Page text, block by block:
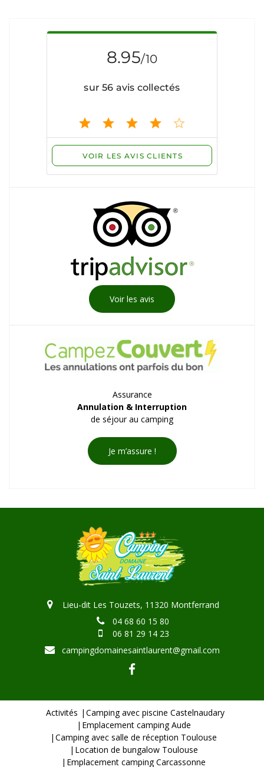
Voir les avis
Assurance
Annulation & Interruption
de séjour au camping
Je m’assure !
Lieu-dit Les Touzets, 11320 Montferrand
04 68 60 15 80
06 81 29 14 23
campingdomainesaintlaurent@gmail.com
Activités
Camping avec piscine Castelnaudary
Emplacement camping Aude
Camping avec salle de réception Toulouse
Location de bungalow Toulouse
Emplacement camping Carcassonne